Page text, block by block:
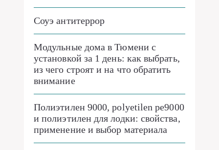
Соуэ антитеррор
Модульные дома в Тюмени с
установкой за 1 день: как выбрать,
из чего строят и на что обратить
внимание
Полиэтилен 9000, polyetilen pe9000
и полиэтилен для лодки: свойства,
применение и выбор материала